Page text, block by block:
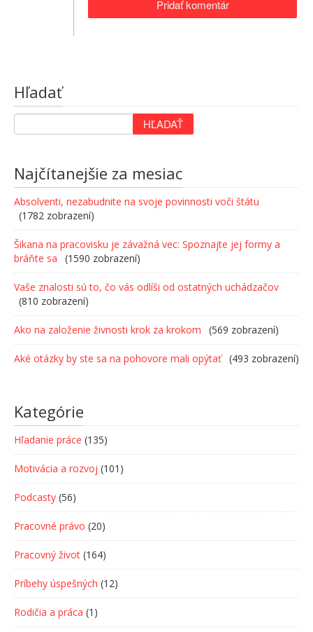
Hľadať
Najčítanejšie za mesiac
Absolventi, nezabudnite na svoje povinnosti voči štátu
(1782 zobrazení)
Šikana na pracovisku je závažná vec: Spoznajte jej formy a
bráňte sa
(1590 zobrazení)
Vaše znalosti sú to, čo vás odlíši od ostatných uchádzačov
(810 zobrazení)
Ako na založenie živnosti krok za krokom (569 zobrazení)
Aké otázky by ste sa na pohovore mali opýtať (493 zobrazení)
Kategórie
Hľadanie práce (135)
Motivácia a rozvoj (101)
Podcasty (56)
Pracovné právo (20)
Pracovný život (164)
Príbehy úspešných (12)
Rodičia a práca (1)